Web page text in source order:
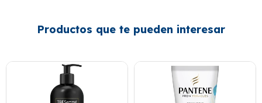
Productos que te pueden interesar